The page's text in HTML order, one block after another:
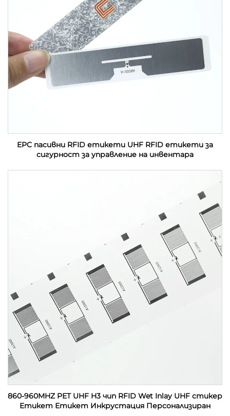
EPC пасивни RFID етикети UHF RFID етикети за
сигурност за управление на инвентара
860-960MHZ PET UHF H3 чип RFID Wet Inlay UHF стикер
Етикет Етикет Инкрустация Персонализиран